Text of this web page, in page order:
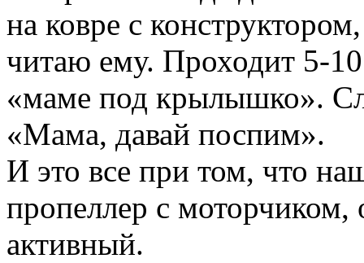
на ковре с
читаю ему. Проходит 5-
«маме под крылышко».
«Мама, давай поспим».
И это все при том, что
пропеллер с
активный.